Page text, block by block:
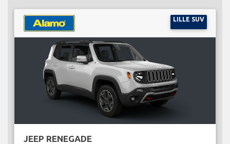
LILLE SUV
JEEP RENEGADE